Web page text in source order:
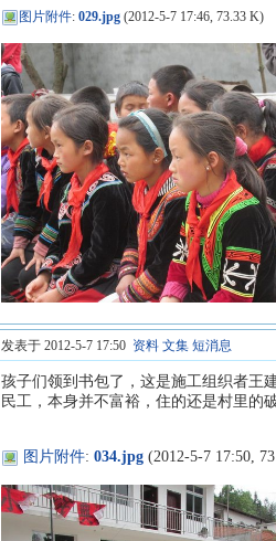
图片附件:029.jpg (2012-5-7 17:46, 73.33 K)
发表于 2012-5-7 17:50 资料 文集 短消息
孩子们领到书包了，这是施工组织者王
民工，本身并不富裕，住的还是村里的
图片附件:034.jpg (2012-5-7 17:50,